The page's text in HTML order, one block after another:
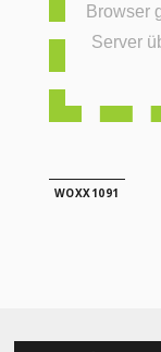
Browser
Server
WOXX1091